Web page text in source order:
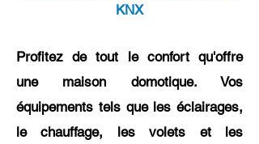
KNX
Profitez de tout le confort qu'offre
une maison domotique. Vos
équipements tels que les éclairages,
le chauffage, les volets et les